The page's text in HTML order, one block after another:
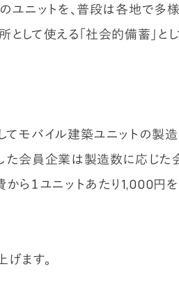
ユニットを、普段は各地で多
して使える「社会的備蓄」と
モバイル建築ユニットの製造
た会員企業は製造数に応じ
から１ユニットあたり1,000円
ます。